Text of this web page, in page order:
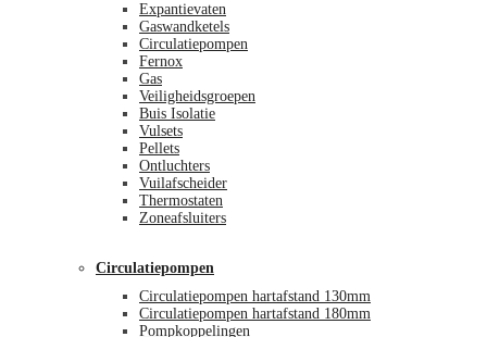
Expantievaten
Gaswandketels
Circulatiepompen
Fernox
Gas
Veiligheidsgroepen
Buis Isolatie
Vulsets
Pellets
Ontluchters
Vuilafscheider
Thermostaten
Zoneafsluiters
Circulatiepompen
Circulatiepompen hartafstand 130mm
Circulatiepompen hartafstand 180mm
Pompkoppelingen